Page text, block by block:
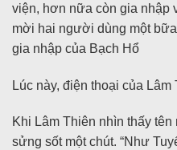
viện, hơn nữa còn gia nhập
mời hai người dùng một
gia nhập của Bạch Hổ
Lúc này, điện thoại của
Khi Lâm Thiên nhìn thấy
sửng sốt một chút. “Như